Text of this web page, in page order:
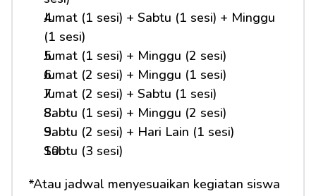
Jumat (1 sesi) + Sabtu (1 sesi) + Minggu
(1 sesi)
Jumat (1 sesi) + Minggu (2 sesi)
Jumat (2 sesi) + Minggu (1 sesi)
Jumat (2 sesi) + Sabtu (1 sesi)
Sabtu (1 sesi) + Minggu (2 sesi)
Sabtu (2 sesi) + Hari Lain (1 sesi)
Sabtu (3 sesi)
*Atau jadwal menyesuaikan kegiatan siswa